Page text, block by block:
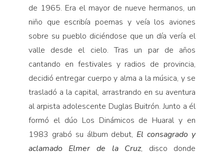
de 1965. Era el mayor de nueve hermanos, un
niño que escribía poemas y veía los aviones
sobre su pueblo diciéndose que un día vería el
valle desde el cielo. Tras un par de años
cantando en festivales y radios de provincia,
decidió entregar cuerpo y alma a la música, y se
trasladó a la capital, arrastrando en su aventura
al arpista adolescente Duglas Buitrón. Junto a él
formó el dúo Los Dinámicos de Huaral y en
1983 grabó su álbum debut, El consagrado y
aclamado Elmer de la Cruz, disco donde